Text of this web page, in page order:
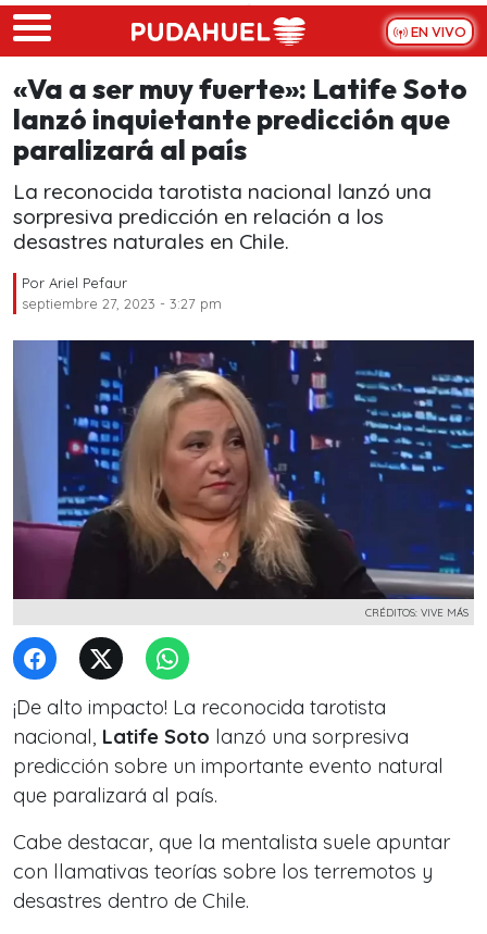
Skip to main content
EN VIVO
«Va a ser muy fuerte»: Latife Soto
lanzó inquietante predicción que
paralizará al país
La reconocida tarotista nacional lanzó una
sorpresiva predicción en relación a los
desastres naturales en Chile.
Por Ariel Pefaur
septiembre 27, 2023 - 3:27 pm
CRÉDITOS: VIVE MÁS
¡De alto impacto! La reconocida tarotista
nacional, Latife Soto lanzó una sorpresiva
predicción sobre un importante evento natural
que paralizará al país.
Cabe destacar, que la mentalista suele apuntar
con llamativas teorías sobre los terremotos y
desastres dentro de Chile.